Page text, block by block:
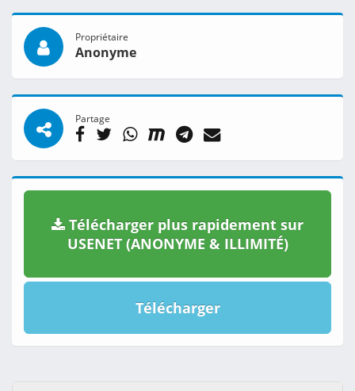
Propriétaire
Anonyme
Partage
Télécharger plus rapidement sur
USENET (ANONYME & ILLIMITÉ)
Télécharger